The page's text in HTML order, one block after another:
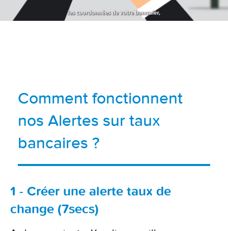
Comment fonctionnent
nos Alertes sur taux
bancaires ?
1 - Créer une alerte taux de
change (7secs)